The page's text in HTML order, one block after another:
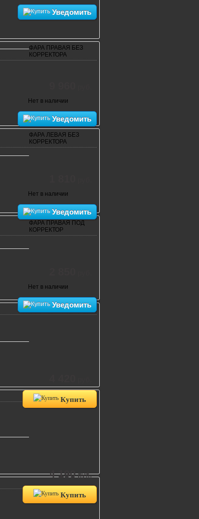
Уведомить
Нет в наличии
Уведомить
ФАРА ПРАВАЯ БЕЗ
КОРРЕКТОРА
Нет в наличии
Уведомить
ФАРА ЛЕВАЯ БЕЗ
КОРРЕКТОРА
Нет в наличии
Уведомить
ФАРА ПРАВАЯ ПОД
КОРРЕКТОР
Купить
4 190руб.
Купить